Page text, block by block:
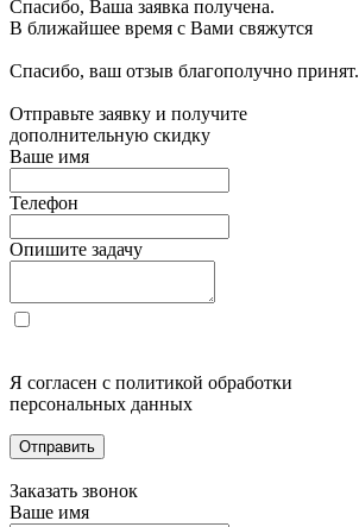
Спасибо, Ваша заявка получена.
В ближайшее время с Вами свяжутся
Спасибо, ваш отзыв благополучно принят.
Отправьте заявку и получите
дополнительную скидку
Ваше имя
Телефон
Опишите задачу
Я согласен с политикой обработки
персональных данных
Отправить
Заказать звонок
Ваше имя